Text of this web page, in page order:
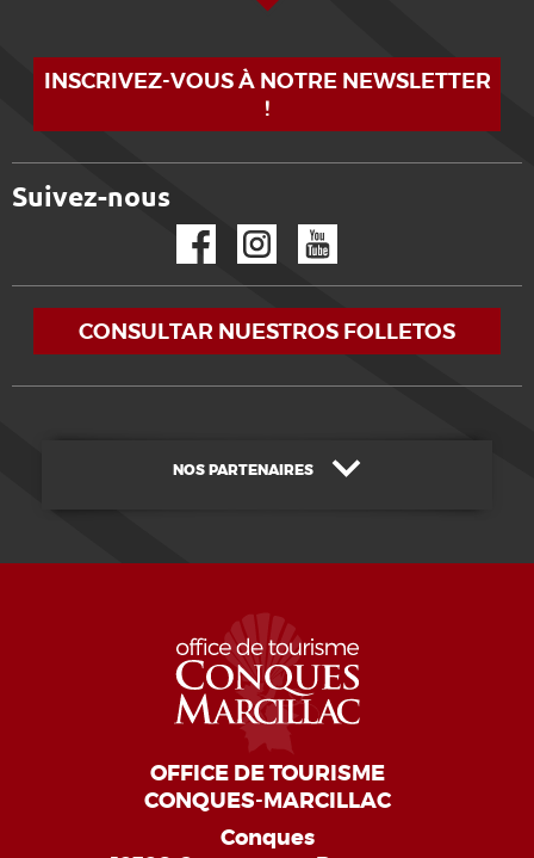
INSCRIVEZ-VOUS À NOTRE NEWSLETTER
!
Suivez-nous
CONSULTAR NUESTROS FOLLETOS
NOS PARTENAIRES
OFFICE DE TOURISME
CONQUES-MARCILLAC
Conques